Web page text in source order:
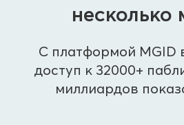
несколько
С платформой MGID
доступ к 32000+
миллиардов